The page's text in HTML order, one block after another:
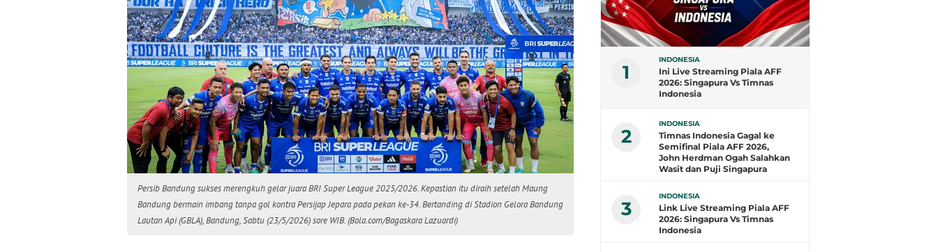
Persib Bandung sukses merengkuh gelar juara BRI Super League 2025/2026. Kepastian itu diraih setelah Maung
Bandung bermain imbang tanpa gol kontra Persijap Jepara pada pekan ke-34. Bertanding di Stadion Gelora Bandung
Lautan Api (GBLA), Bandung, Sabtu (23/5/2026) sore WIB. (Bola.com/Bagaskara Lazuardi)
1
INDONESIA
Ini Live Streaming Piala AFF
2026: Singapura Vs Timnas
Indonesia
2
INDONESIA
Timnas Indonesia Gagal ke
Semifinal Piala AFF 2026,
John Herdman Ogah Salahkan
Wasit dan Puji Singapura
3
INDONESIA
Link Live Streaming Piala AFF
2026: Singapura Vs Timnas
Indonesia